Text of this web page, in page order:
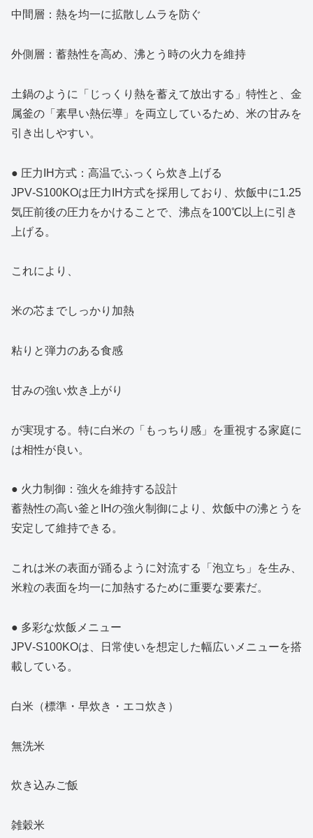
中間層：熱を均一に拡散しムラを防ぐ
外側層：蓄熱性を高め、沸とう時の火力を維持
土鍋のように「じっくり熱を蓄えて放出する」特性と、金
属釜の「素早い熱伝導」を両立しているため、米の甘みを
引き出しやすい。
● 圧力IH方式：高温でふっくら炊き上げる
JPV‑S100KOは圧力IH方式を採用しており、炊飯中に1.25
気圧前後の圧力をかけることで、沸点を100℃以上に引き
上げる。
これにより、
米の芯までしっかり加熱
粘りと弾力のある食感
甘みの強い炊き上がり
が実現する。特に白米の「もっちり感」を重視する家庭に
は相性が良い。
● 火力制御：強火を維持する設計
蓄熱性の高い釜とIHの強火制御により、炊飯中の沸とうを
安定して維持できる。
これは米の表面が踊るように対流する「泡立ち」を生み、
米粒の表面を均一に加熱するために重要な要素だ。
● 多彩な炊飯メニュー
JPV‑S100KOは、日常使いを想定した幅広いメニューを搭
載している。
白米（標準・早炊き・エコ炊き）
無洗米
炊き込みご飯
雑穀米